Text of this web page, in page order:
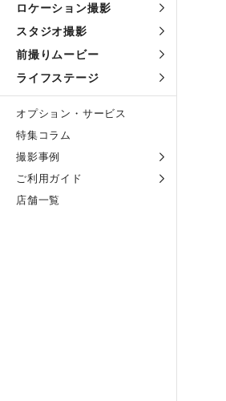
ロケーション撮影
スタジオ撮影
前撮りムービー
ライフステージ
オプション・サービス
特集コラム
撮影事例
ご利用ガイド
店舗一覧